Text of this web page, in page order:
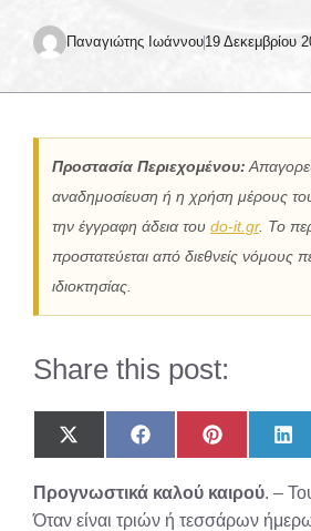
Παναγιώτης Ιωάννου19 Δεκεμβρίου
Προστασία Περιεχομένου:
αναδημοσίευση ή η χρήση μέρους
την έγγραφη άδεια του do-it.gr. Το
προστατεύεται από διεθνείς νόμους
ιδιοκτησίας.
Share this post:
Share
on
(Twitter)
Share
on
Share
on
on
Προγνωστικά καλού καιρού. –
Όταν είναι τριών ή τεσσάρων